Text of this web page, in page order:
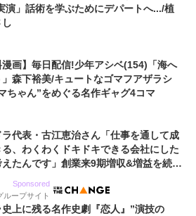
演」話術を学ぶためにデパートへ.../植
し
漫画】毎日配信!少年アシベ(154)「海へ
森下裕美/キュートなゴマフアザラシ
ちゃん”をめぐる名作ギャグ4コマ
ラ代表・古江恵治さん「仕事を通して成
、わくわくドキドキできる会社にした
えたんです」創業来9期増収&増益を続け
Sponsored
ループサイト
上に残る名作史劇『恋人』”演技の